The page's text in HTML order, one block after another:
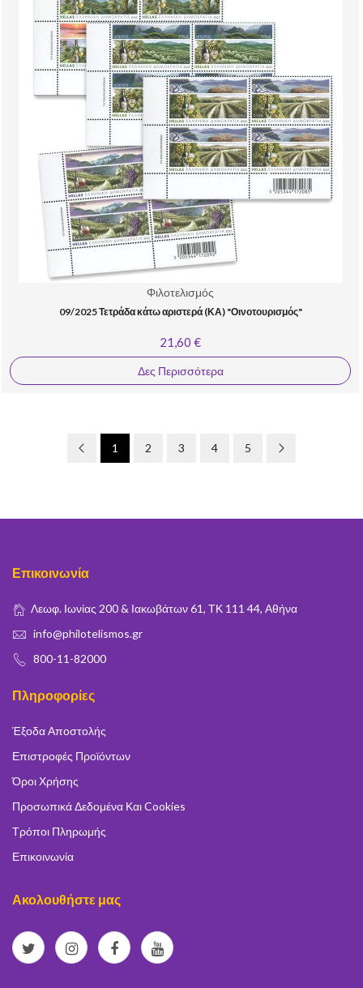
Φιλοτελισμός
09/2025 Τετράδα κάτω αριστερά (ΚΑ) "Οινοτουρισμός"
21,60 €
Δες Περισσότερα
1 2 3 4 5
Επικοινωνία
Λεωφ. Ιωνίας 200 & Ιακωβάτων 61, ΤΚ 111 44, Αθήνα
info@philotelismos.gr
800-11-82000
Πληροφορίες
Έξοδα Αποστολής
Επιστροφές Προϊόντων
Όροι Χρήσης
Προσωπικά Δεδομένα Και Cookies
Τρόποι Πληρωμής
Επικοινωνία
Ακολουθήστε μας